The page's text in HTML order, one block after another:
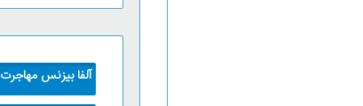
آلفا بیزنس مهاجرت